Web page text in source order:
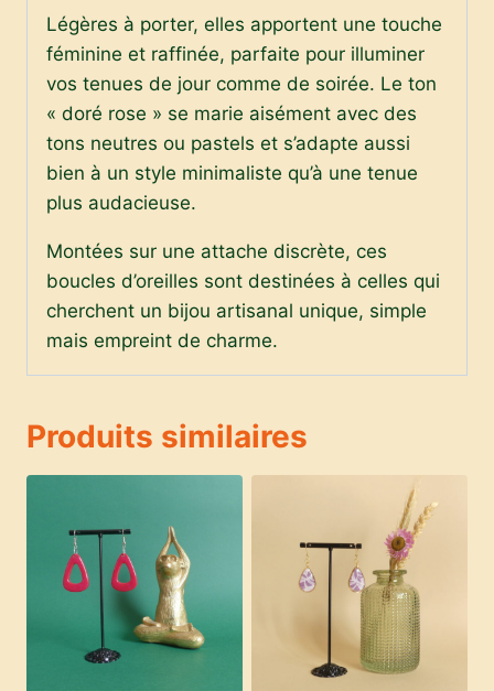
Légères à porter, elles apportent une touche
féminine et raffinée, parfaite pour illuminer
vos tenues de jour comme de soirée. Le ton
« doré rose » se marie aisément avec des
tons neutres ou pastels et s’adapte aussi
bien à un style minimaliste qu’à une tenue
plus audacieuse.
Montées sur une attache discrète, ces
boucles d’oreilles sont destinées à celles qui
cherchent un bijou artisanal unique, simple
mais empreint de charme.
Produits similaires